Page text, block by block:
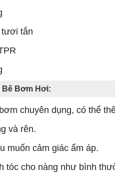
tươi tắn
Bơm Hơi:
chuyên dụng, có thể
và rên.
muốn cảm giác ấm áp.
tóc cho nàng như bình